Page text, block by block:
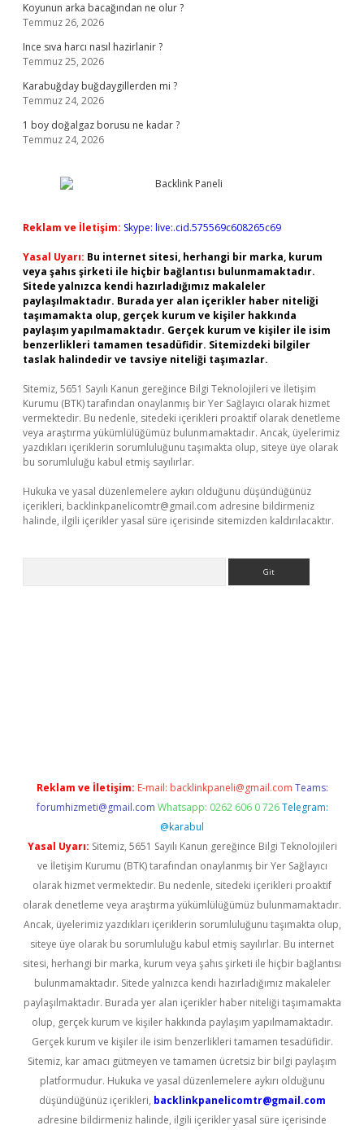
Koyunun arka bacağından ne olur ?
Temmuz 26, 2026
Ince sıva harcı nasıl hazirlanir ?
Temmuz 25, 2026
Karabuğday buğdaygillerden mi ?
Temmuz 24, 2026
1 boy doğalgaz borusu ne kadar ?
Temmuz 24, 2026
Reklam ve İletişim: Skype: live:.cid.575569c608265c69
Yasal Uyarı: Bu internet sitesi, herhangi bir marka, kurum
veya şahıs şirketi ile hiçbir bağlantısı bulunmamaktadır.
Sitede yalnızca kendi hazırladığımız makaleler
paylaşılmaktadır. Burada yer alan içerikler haber niteliği
taşımamakta olup, gerçek kurum ve kişiler hakkında
paylaşım yapılmamaktadır. Gerçek kurum ve kişiler ile isim
benzerlikleri tamamen tesadüfidir. Sitemizdeki bilgiler
taslak halindedir ve tavsiye niteliği taşımazlar.
Sitemiz, 5651 Sayılı Kanun gereğince Bilgi Teknolojileri ve İletişim
Kurumu (BTK) tarafından onaylanmış bir Yer Sağlayıcı olarak hizmet
vermektedir. Bu nedenle, sitedeki içerikleri proaktif olarak denetleme
veya araştırma yükümlülüğümüz bulunmamaktadır. Ancak, üyelerimiz
yazdıkları içeriklerin sorumluluğunu taşımakta olup, siteye üye olarak
bu sorumluluğu kabul etmiş sayılırlar.
Hukuka ve yasal düzenlemelere aykırı olduğunu düşündüğünüz
içerikleri, backlinkpanelicomtr@gmail.com adresine bildirmeniz
halinde, ilgili içerikler yasal süre içerisinde sitemizden kaldırılacaktır.
Reklam ve İletişim: E-mail: backlinkpaneli@gmail.com Teams:
forumhizmeti@gmail.com Whatsapp: 0262 606 0 726 Telegram:
@karabul
Yasal Uyarı: Sitemiz, 5651 Sayılı Kanun gereğince Bilgi Teknolojileri
ve İletişim Kurumu (BTK) tarafından onaylanmış bir Yer Sağlayıcı
olarak hizmet vermektedir. Bu nedenle, sitedeki içerikleri proaktif
olarak denetleme veya araştırma yükümlülüğümüz bulunmamaktadır.
Ancak, üyelerimiz yazdıkları içeriklerin sorumluluğunu taşımakta olup,
siteye üye olarak bu sorumluluğu kabul etmiş sayılırlar. Bu internet
sitesi, herhangi bir marka, kurum veya şahıs şirketi ile hiçbir bağlantısı
bulunmamaktadır. Sitede yalnızca kendi hazırladığımız makaleler
paylaşılmaktadır. Burada yer alan içerikler haber niteliği taşımamakta
olup, gerçek kurum ve kişiler hakkında paylaşım yapılmamaktadır.
Gerçek kurum ve kişiler ile isim benzerlikleri tamamen tesadüfidir.
Sitemiz, kar amacı gütmeyen ve tamamen ücretsiz bir bilgi paylaşım
platformudur. Hukuka ve yasal düzenlemelere aykırı olduğunu
düşündüğünüz içerikleri, backlinkpanelicomtr@gmail.com
adresine bildirmeniz halinde, ilgili içerikler yasal süre içerisinde